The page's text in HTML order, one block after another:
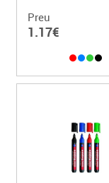
Preu
1.17€